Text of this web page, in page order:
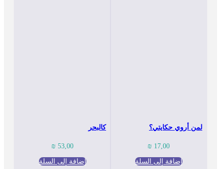
لمن أروي حكايتي؟
17,00
₪
إضافة إلى السلة
كالبحر
53,00
₪
إضافة إلى السلة